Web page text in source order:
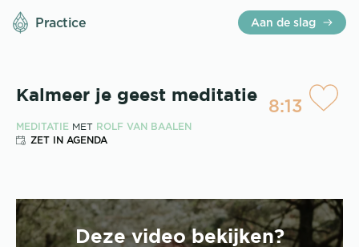
Practice Aan de slag
Kalmeer je geest meditatie 8:13
MEDITATIE MET ROLF VAN BAALEN
ZET IN AGENDA
Deze video bekijken?